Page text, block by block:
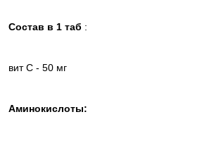
Состав в 1 таб :
вит С - 50 мг
Аминокислоты: